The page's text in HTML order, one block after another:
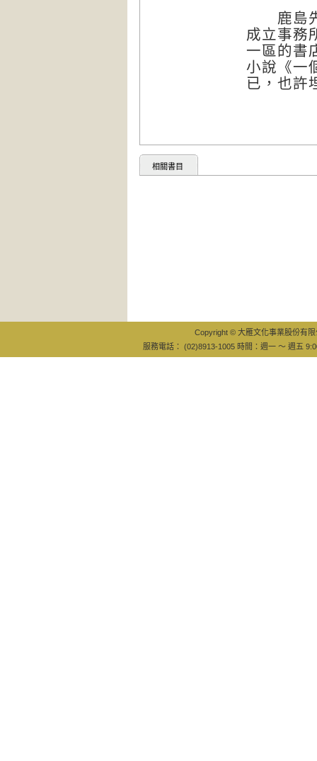
鹿島先
成立事務
一區的書
小說《一
已，也許
相關書目
Copyright © 大雁文化事業股份有
服務電話： (02)8913-1005 時間：週一 ～ 週五